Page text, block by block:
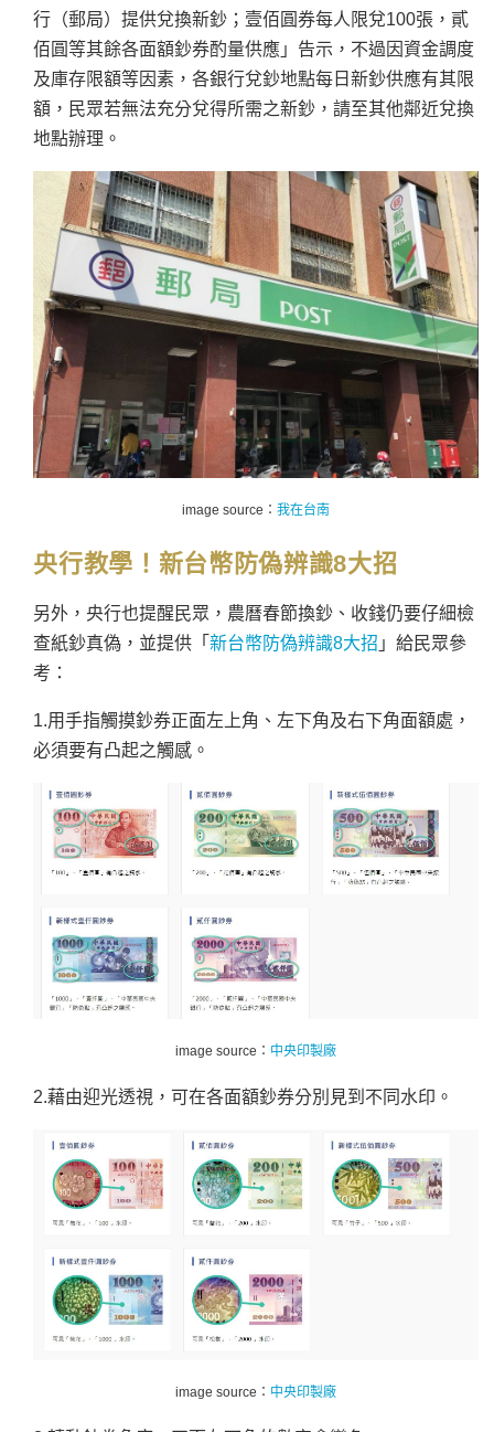
行（郵局）提供兌換新鈔；壹佰圓券每人限兌100張，貳
佰圓等其餘各面額鈔券酌量供應」告示，不過因資金調度
及庫存限額等因素，各銀行兌鈔地點每日新鈔供應有其限
額，民眾若無法充分兌得所需之新鈔，請至其他鄰近兌換
地點辦理。
image source： 我在台南
央行教學！新台幣防偽辨識8大招
另外，央行也提醒民眾，農曆春節換鈔、收錢仍要仔細檢
查紙鈔真偽，並提供「新台幣防偽辨識8大招 」給民眾參
考：
1.用手指觸摸鈔券正面左上角、左下角及右下角面額處，
必須要有凸起之觸感。
image source： 中央印製廠
2.藉由迎光透視，可在各面額鈔券分別見到不同水印。
image source： 中央印製廠